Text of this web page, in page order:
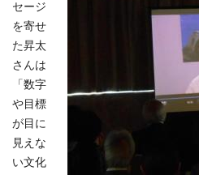
セージ
を寄せ
た昇太
さんは
「数字
や目標
が目に
見えな
い文化